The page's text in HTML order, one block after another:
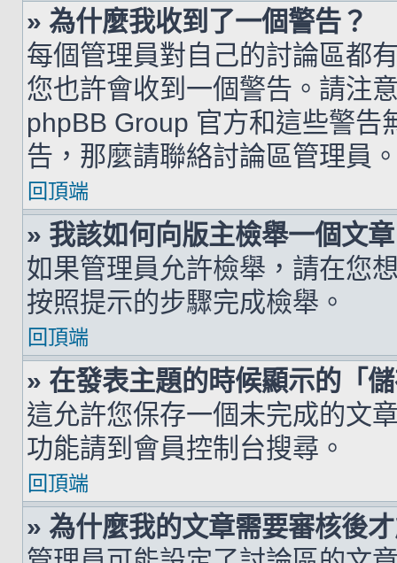
» 為什麼我收到了一個警告？
每個管理員對自己的討論區都
您也許會收到一個警告。請注
phpBB Group 官方和這些警告
告，那麼請聯絡討論區管理員
回頂端
» 我該如何向版主檢舉一個文
如果管理員允許檢舉，請在您
按照提示的步驟完成檢舉。
回頂端
» 在發表主題的時候顯示的「
這允許您保存一個未完成的文
功能請到會員控制台搜尋。
回頂端
» 為什麼我的文章需要審核後